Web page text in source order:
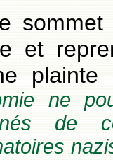
et
ne
de